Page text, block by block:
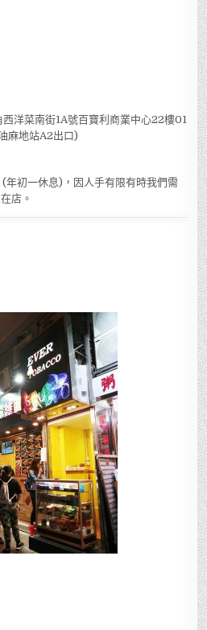
洋菜南街1A號百寶利商業中心22樓01
麻地站A2出口)
初一休息)，因人手有限有時我們需
店。